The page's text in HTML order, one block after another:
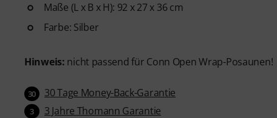
Maße (L x B x H): 92 x 27 x 36 cm
Farbe: Silber
Hinweis: nicht passend für Conn Open Wrap-Posaunen!
30 30 Tage Money-Back-Garantie
3 3 Jahre Thomann Garantie